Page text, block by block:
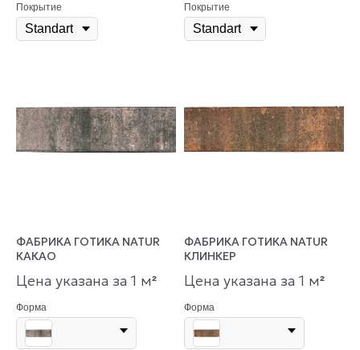
Покрытие Покрытие
ФАБРИКА ГОТИКА NATUR
КАКАО
Цена указана за 1 м²
Форма
ФАБРИКА ГОТИКА NATUR
КЛИНКЕР
Цена указана за 1 м²
Форма